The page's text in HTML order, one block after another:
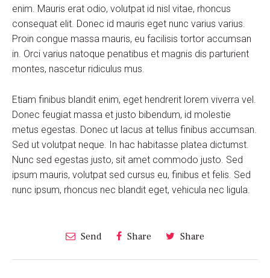
enim. Mauris erat odio, volutpat id nisl vitae, rhoncus
consequat elit. Donec id mauris eget nunc varius varius.
Proin congue massa mauris, eu facilisis tortor accumsan
in. Orci varius natoque penatibus et magnis dis parturient
montes, nascetur ridiculus mus.
Etiam finibus blandit enim, eget hendrerit lorem viverra vel.
Donec feugiat massa et justo bibendum, id molestie
metus egestas. Donec ut lacus at tellus finibus accumsan.
Sed ut volutpat neque. In hac habitasse platea dictumst.
Nunc sed egestas justo, sit amet commodo justo. Sed
ipsum mauris, volutpat sed cursus eu, finibus et felis. Sed
nunc ipsum, rhoncus nec blandit eget, vehicula nec ligula.
Send Share Share